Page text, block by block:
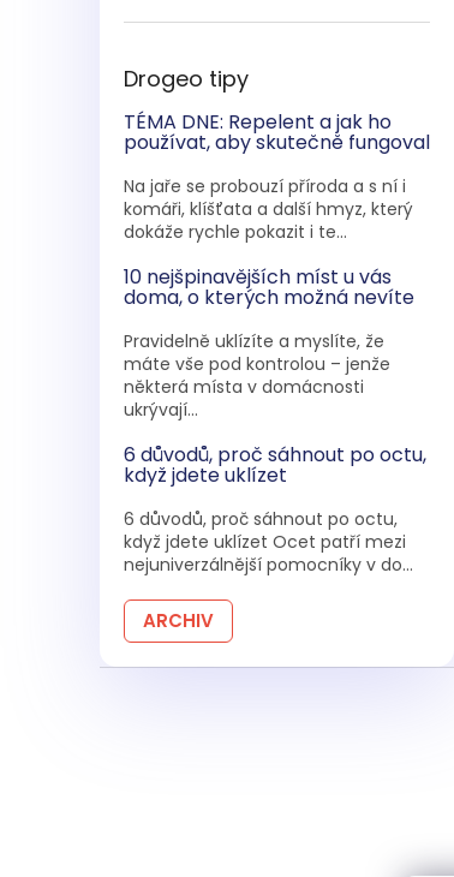
Drogeo tipy
TÉMA DNE: Repelent a jak ho
používat, aby skutečně fungoval
Na jaře se probouzí příroda a s ní i
komáři, klíšťata a další hmyz, který
dokáže rychle pokazit i te...
10 nejšpinavějších míst u vás
doma, o kterých možná nevíte
Pravidelně uklízíte a myslíte, že
máte vše pod kontrolou – jenže
některá místa v domácnosti
ukrývají...
6 důvodů, proč sáhnout po octu,
když jdete uklízet
6 důvodů, proč sáhnout po octu,
když jdete uklízet Ocet patří mezi
nejuniverzálnější pomocníky v do...
ARCHIV